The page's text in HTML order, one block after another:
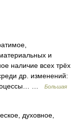
и
наличие всех трёх
др. изменений:
…
Большая
духовное,